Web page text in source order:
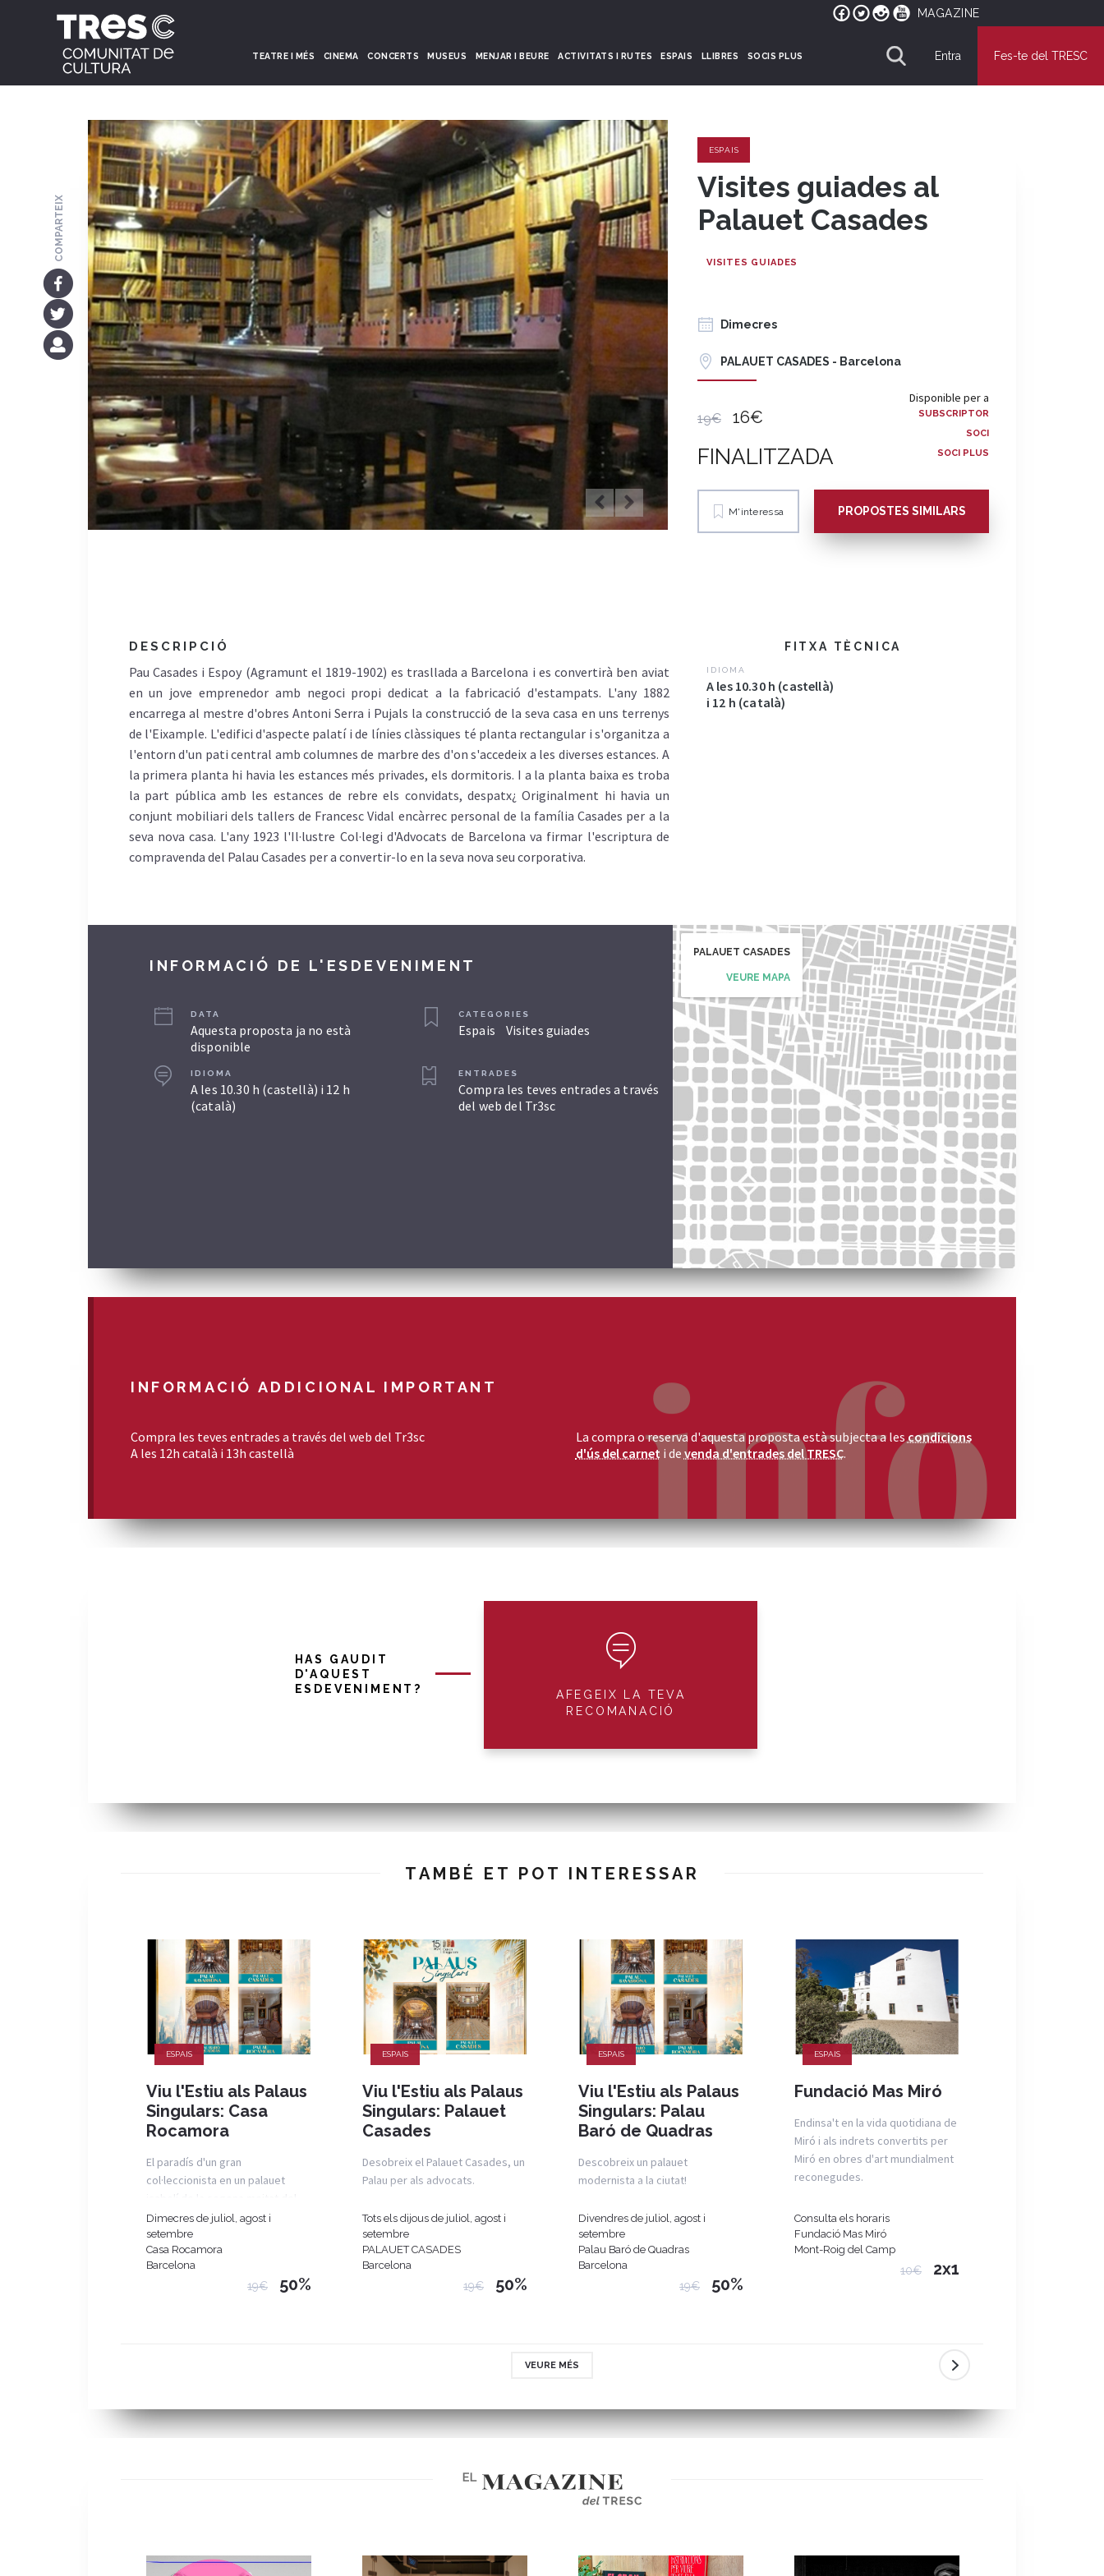
MAGAZINE
TEATRE I MÉS CINEMA CONCERTS MUSEUS MENJAR I BEURE ACTIVITATS I RUTES ESPAIS LLIBRES SOCIS PLUS Entra Fes-te del TRESC
ESPAIS
Visites guiades al
Palauet Casades
VISITES GUIADES
Dimecres
PALAUET CASADES - Barcelona
19€ 16€
FINALITZADA
Disponible per a
SUBSCRIPTOR
SOCI
SOCI PLUS
M'interessa PROPOSTES SIMILARS
DESCRIPCIÓ
Pau Casades i Espoy (Agramunt el 1819-1902) es trasllada a Barcelona i es convertirà ben aviat
en un jove emprenedor amb negoci propi dedicat a la fabricació d'estampats. L'any 1882
encarrega al mestre d'obres Antoni Serra i Pujals la construcció de la seva casa en uns terrenys
de l'Eixample. L'edifici d'aspecte palatí i de línies clàssiques té planta rectangular i s'organitza a
l'entorn d'un pati central amb columnes de marbre des d'on s'accedeix a les diverses estances. A
la primera planta hi havia les estances més privades, els dormitoris. I a la planta baixa es troba
la part pública amb les estances de rebre els convidats, despatx¿ Originalment hi havia un
conjunt mobiliari dels tallers de Francesc Vidal encàrrec personal de la família Casades per a la
seva nova casa. L'any 1923 l'Il·lustre Col·legi d'Advocats de Barcelona va firmar l'escriptura de
compravenda del Palau Casades per a convertir-lo en la seva nova seu corporativa.
FITXA TÈCNICA
IDIOMA
A les 10.30 h (castellà)
i 12 h (català)
INFORMACIÓ DE L'ESDEVENIMENT
DATA
Aquesta proposta ja no està
disponible
IDIOMA
A les 10.30 h (castellà) i 12 h
(català)
CATEGORIES
Espais Visites guiades
ENTRADES
Compra les teves entrades a través
del web del Tr3sc
PALAUET CASADES
VEURE MAPA
INFORMACIÓ ADDICIONAL IMPORTANT
Compra les teves entrades a través del web del Tr3sc
A les 12h català i 13h castellà
La compra o reserva d'aquesta proposta està subjecta a lescondicions
d'ús del carnet i de venda d'entrades del TRESC.
HAS GAUDIT
D'AQUEST
ESDEVENIMENT?
AFEGEIX LA TEVA
RECOMANACIÓ
TAMBÉ ET POT INTERESSAR
ESPAIS
Viu l'Estiu als Palaus
Singulars: Casa
Rocamora
El paradís d'un gran
col·leccionista en un palauet
segle XIX.
Dimecres de juliol, agost i
setembre
Casa Rocamora
Barcelona
19€ 50%
ESPAIS
Viu l'Estiu als Palaus
Singulars: Palauet
Casades
Desobreix el Palauet Casades, un
Palau per als advocats.
Tots els dijous de juliol, agost i
setembre
PALAUET CASADES
Barcelona
19€ 50%
ESPAIS
Viu l'Estiu als Palaus
Singulars: Palau
Baró de Quadras
Descobreix un palauet
modernista a la ciutat!
Divendres de juliol, agost i
setembre
Palau Baró de Quadras
Barcelona
19€ 50%
ESPAIS
Fundació Mas Miró
Endinsa't en la vida quotidiana de
Miró i als indrets convertits per
Miró en obres d'art mundialment
reconegudes.
Consulta els horaris
Fundació Mas Miró
Mont-Roig del Camp
10€ 2x1
VEURE MÉS
COMPARTEIX